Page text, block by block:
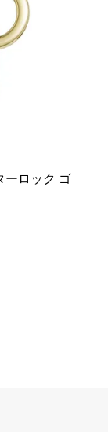
ーロック ゴ